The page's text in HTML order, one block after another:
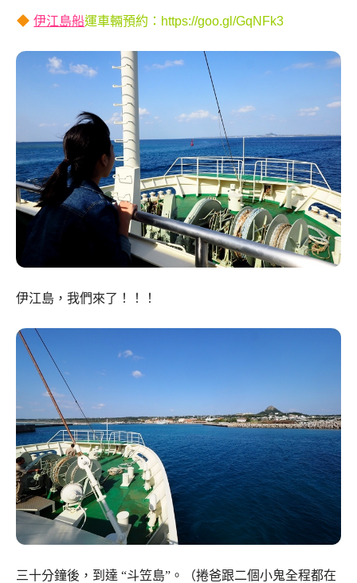
伊江島船運車輛預約： https://goo.gl/GqNFk3
伊江島，我們來了！！！
三十分鐘後，到達 “斗笠島”。（捲爸跟二個小鬼全程都在